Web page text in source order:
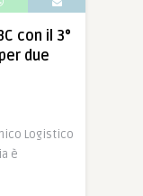
con il 3°
due
Logistico
è